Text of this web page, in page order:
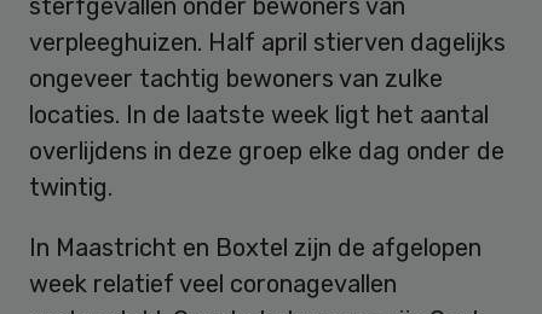
verpleeghuizen. Half april stierven dagelijks
ongeveer tachtig bewoners van zulke
locaties. In de laatste week ligt het aantal
overlijdens in deze groep elke dag onder de
twintig.
In Maastricht en Boxtel zijn de afgelopen
week relatief veel coronagevallen